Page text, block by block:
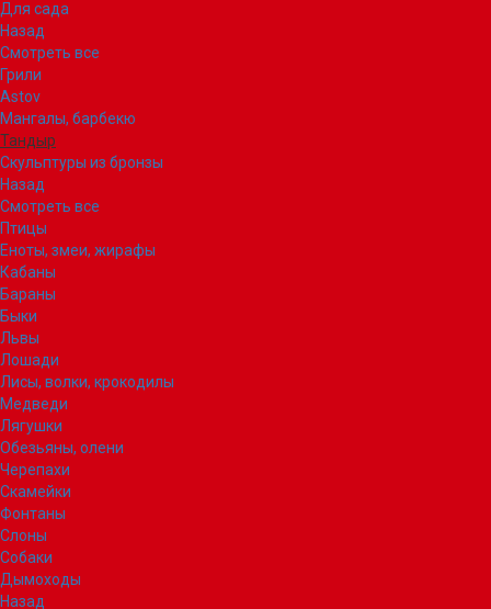
Для сада
Назад
Смотреть все
Грили
Astov
Мангалы, барбекю
Тандыр
Скульптуры из бронзы
Назад
Смотреть все
Птицы
Еноты, змеи, жирафы
Кабаны
Бараны
Быки
Львы
Лошади
Лисы, волки, крокодилы
Медведи
Лягушки
Обезьяны, олени
Черепахи
Скамейки
Фонтаны
Слоны
Собаки
Дымоходы
Назад